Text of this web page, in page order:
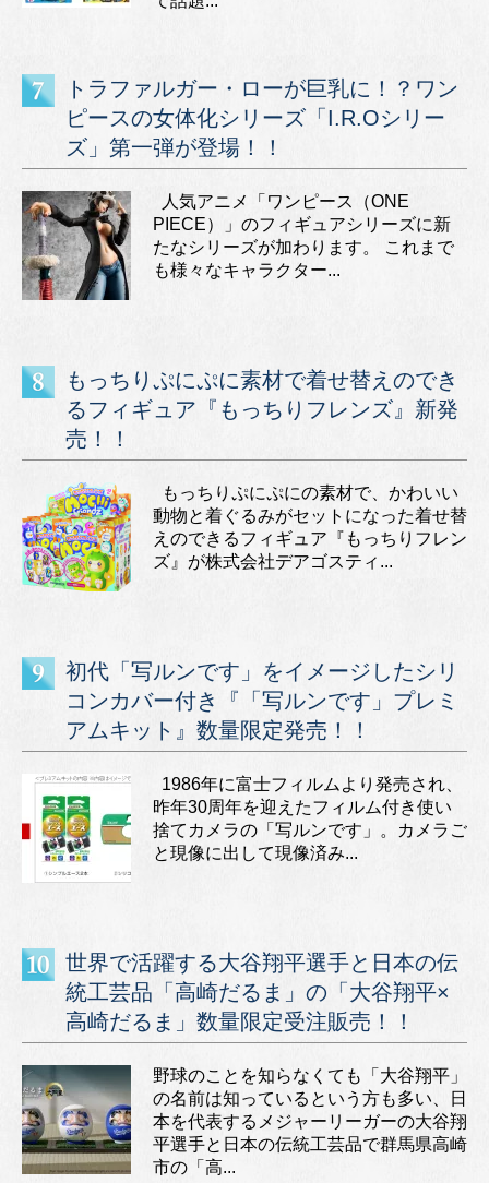
トラファルガー・ローが巨乳に！？ワン
ピースの女体化シリーズ「I.R.Oシリー
ズ」第一弾が登場！！
人気アニメ「ワンピース（ONE
PIECE）」のフィギュアシリーズに新
たなシリーズが加わります。 これまで
も様々なキャラクター...
もっちりぷにぷに素材で着せ替えのでき
るフィギュア『もっちりフレンズ』新発
売！！
もっちりぷにぷにの素材で、かわいい
動物と着ぐるみがセットになった着せ替
えのできるフィギュア『もっちりフレン
ズ』が株式会社デアゴスティ...
初代「写ルンです」をイメージしたシリ
コンカバー付き『「写ルンです」プレミ
アムキット』数量限定発売！！
1986年に富士フィルムより発売され、
昨年30周年を迎えたフィルム付き使い
捨てカメラの「写ルンです」。カメラご
と現像に出して現像済み...
世界で活躍する大谷翔平選手と日本の伝
統工芸品「高崎だるま」の「大谷翔平×
高崎だるま」数量限定受注販売！！
野球のことを知らなくても「大谷翔平」
の名前は知っているという方も多い、日
本を代表するメジャーリーガーの大谷翔
平選手と日本の伝統工芸品で群馬県高崎
市の「高...